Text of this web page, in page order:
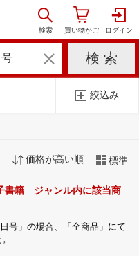
絞込み
価格が高い順 標準
書籍 ジャンル内に該当商
号」の場合、「全商品」にて